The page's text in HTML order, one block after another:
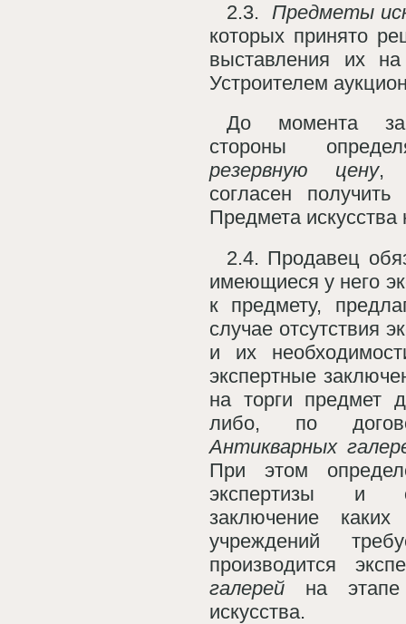
2.3.
Предметы
которых принято
выставления их
Устроителем
До момента
стороны
резервную цену,
согласен получить
Предмета искусства
2.4. Продавец
имеющиеся у него
к предмету,
случае отсутствия
и их
экспертные
на торги предмет
либо, по
Антикварных
При этом
экспертизы и
заключение
учреждений
производится
галерейна этапе
искусства.